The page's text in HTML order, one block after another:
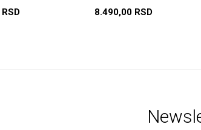
RSD
8.490,00 RSD